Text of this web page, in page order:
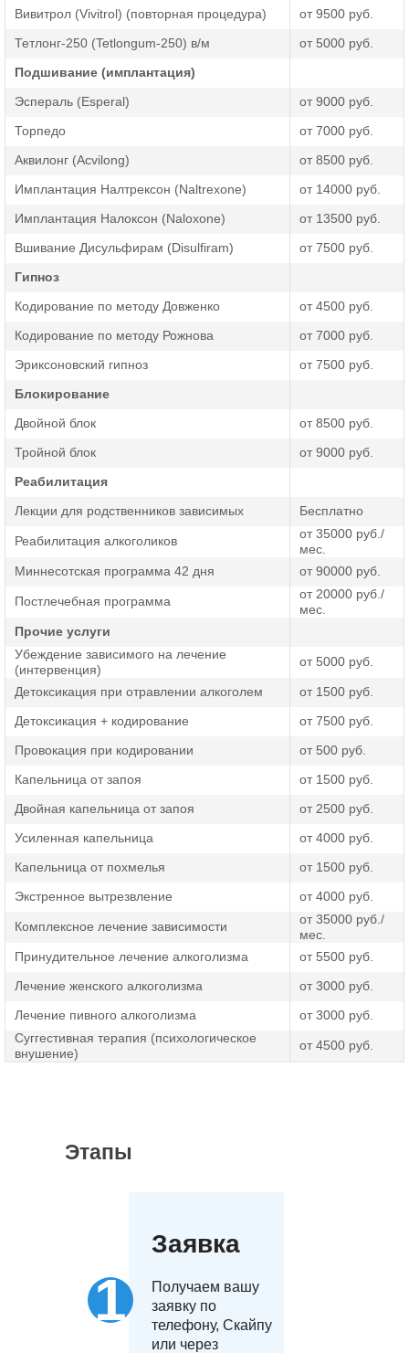
принудительное лечениеиреабилитацию алкоголиков
Вивитрол (Vivitrol) (повторная процедура)
от 9500 руб.
Тетлонг-250 (Tetlongum-250) в/м
от 5000 руб.
Подшивание (имплантация)
Эспераль (Esperal)
от 9000 руб.
Торпедо
от 7000 руб.
Аквилонг (Acvilong)
от 8500 руб.
Имплантация Налтрексон (Naltrexone)
от 14000 руб.
Имплантация Налоксон (Naloxone)
от 13500 руб.
Вшивание Дисульфирам (Disulfiram)
от 7500 руб.
Гипноз
Кодирование по методу Довженко
от 4500 руб.
Кодирование по методу Рожнова
от 7000 руб.
Эриксоновский гипноз
от 7500 руб.
Блокирование
Двойной блок
от 8500 руб.
Тройной блок
от 9000 руб.
Реабилитация
Лекции для родственников зависимых
Бесплатно
Реабилитация алкоголиков
от 35000 руб./
мес.
Миннесотская программа 42 дня
от 90000 руб.
Постлечебная программа
от 20000 руб./
мес.
Прочие услуги
Убеждение зависимого на лечение
(интервенция)
от 5000 руб.
Детоксикация при отравлении алкоголем
от 1500 руб.
Детоксикация + кодирование
от 7500 руб.
Провокация при кодировании
от 500 руб.
Капельница от запоя
от 1500 руб.
Двойная капельница от запоя
от 2500 руб.
Усиленная капельница
от 4000 руб.
Капельница от похмелья
от 1500 руб.
Экстренное вытрезвление
от 4000 руб.
Комплексное лечение зависимости
от 35000 руб./
мес.
Принудительное лечение алкоголизма
от 5500 руб.
Лечение женского алкоголизма
от 3000 руб.
Лечение пивного алкоголизма
от 3000 руб.
Суггестивная терапия (психологическое
внушение)
от 4500 руб.
Этапы
Заявка
Получаем вашу
заявку по
телефону, Скайпу
или через